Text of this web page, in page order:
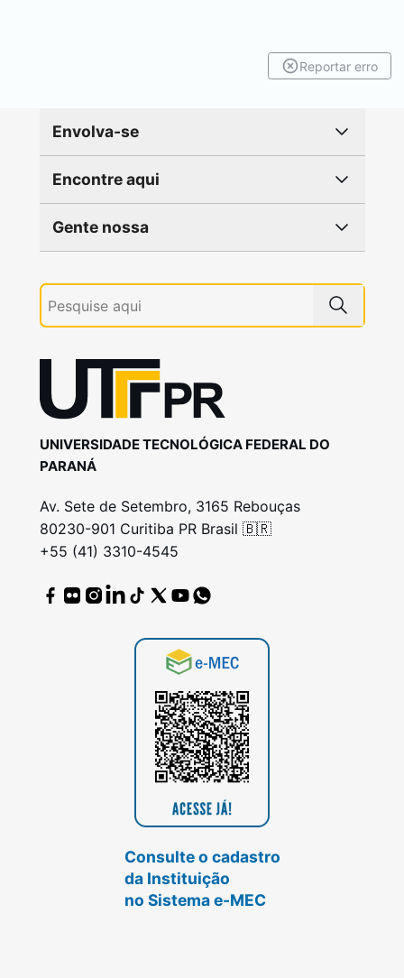
Reportar erro
Envolva-se
Encontre aqui
Gente nossa
UNIVERSIDADE TECNOLÓGICA FEDERAL DO
PARANÁ
Av. Sete de Setembro, 3165 Rebouças
80230-901 Curitiba PR Brasil 🇧🇷
+55 (41) 3310-4545
Consulte o cadastro
da Instituição
no Sistema e-MEC